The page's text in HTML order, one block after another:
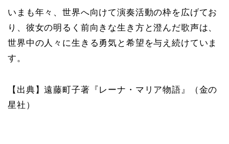
いまも年々、世界へ向けて演奏活動の枠を広げてお
り、彼女の明るく前向きな生き方と澄んだ歌声は、
世界中の人々に生きる勇気と希望を与え続けていま
す。
【出典】遠藤町子著『レーナ・マリア物語』（金の
星社）